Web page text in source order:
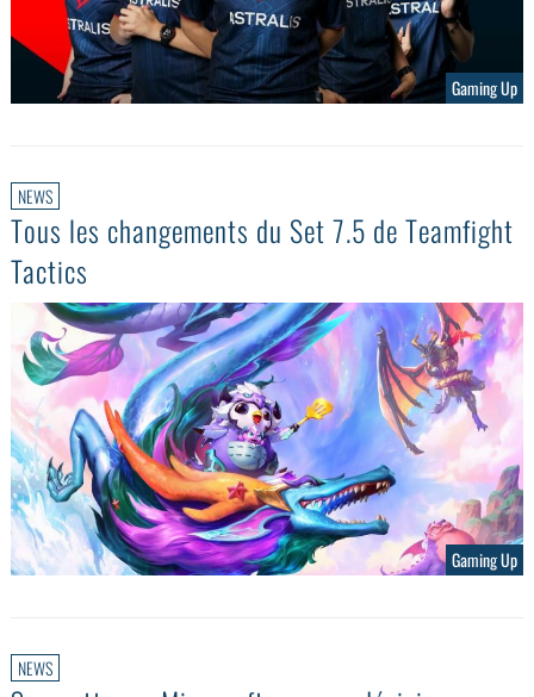
Gaming Up
NEWS
Tous les changements du Set 7.5 de Teamfight
Tactics
Gaming Up
NEWS